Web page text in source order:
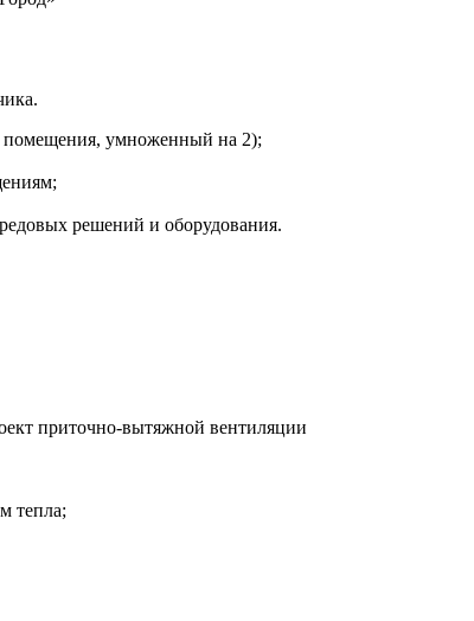
помещения, умноженный на 2);
решений и оборудования.
приточно-вытяжной вентиляции
тепла;